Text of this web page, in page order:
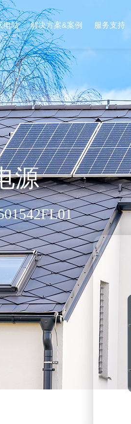
服务支持
解决方案&案例
电站
源